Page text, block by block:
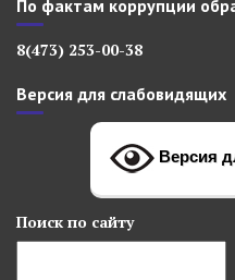
По фактам коррупции
8(473) 253-00-38
Версия для слабовидящих
Версия
Поиск по сайту